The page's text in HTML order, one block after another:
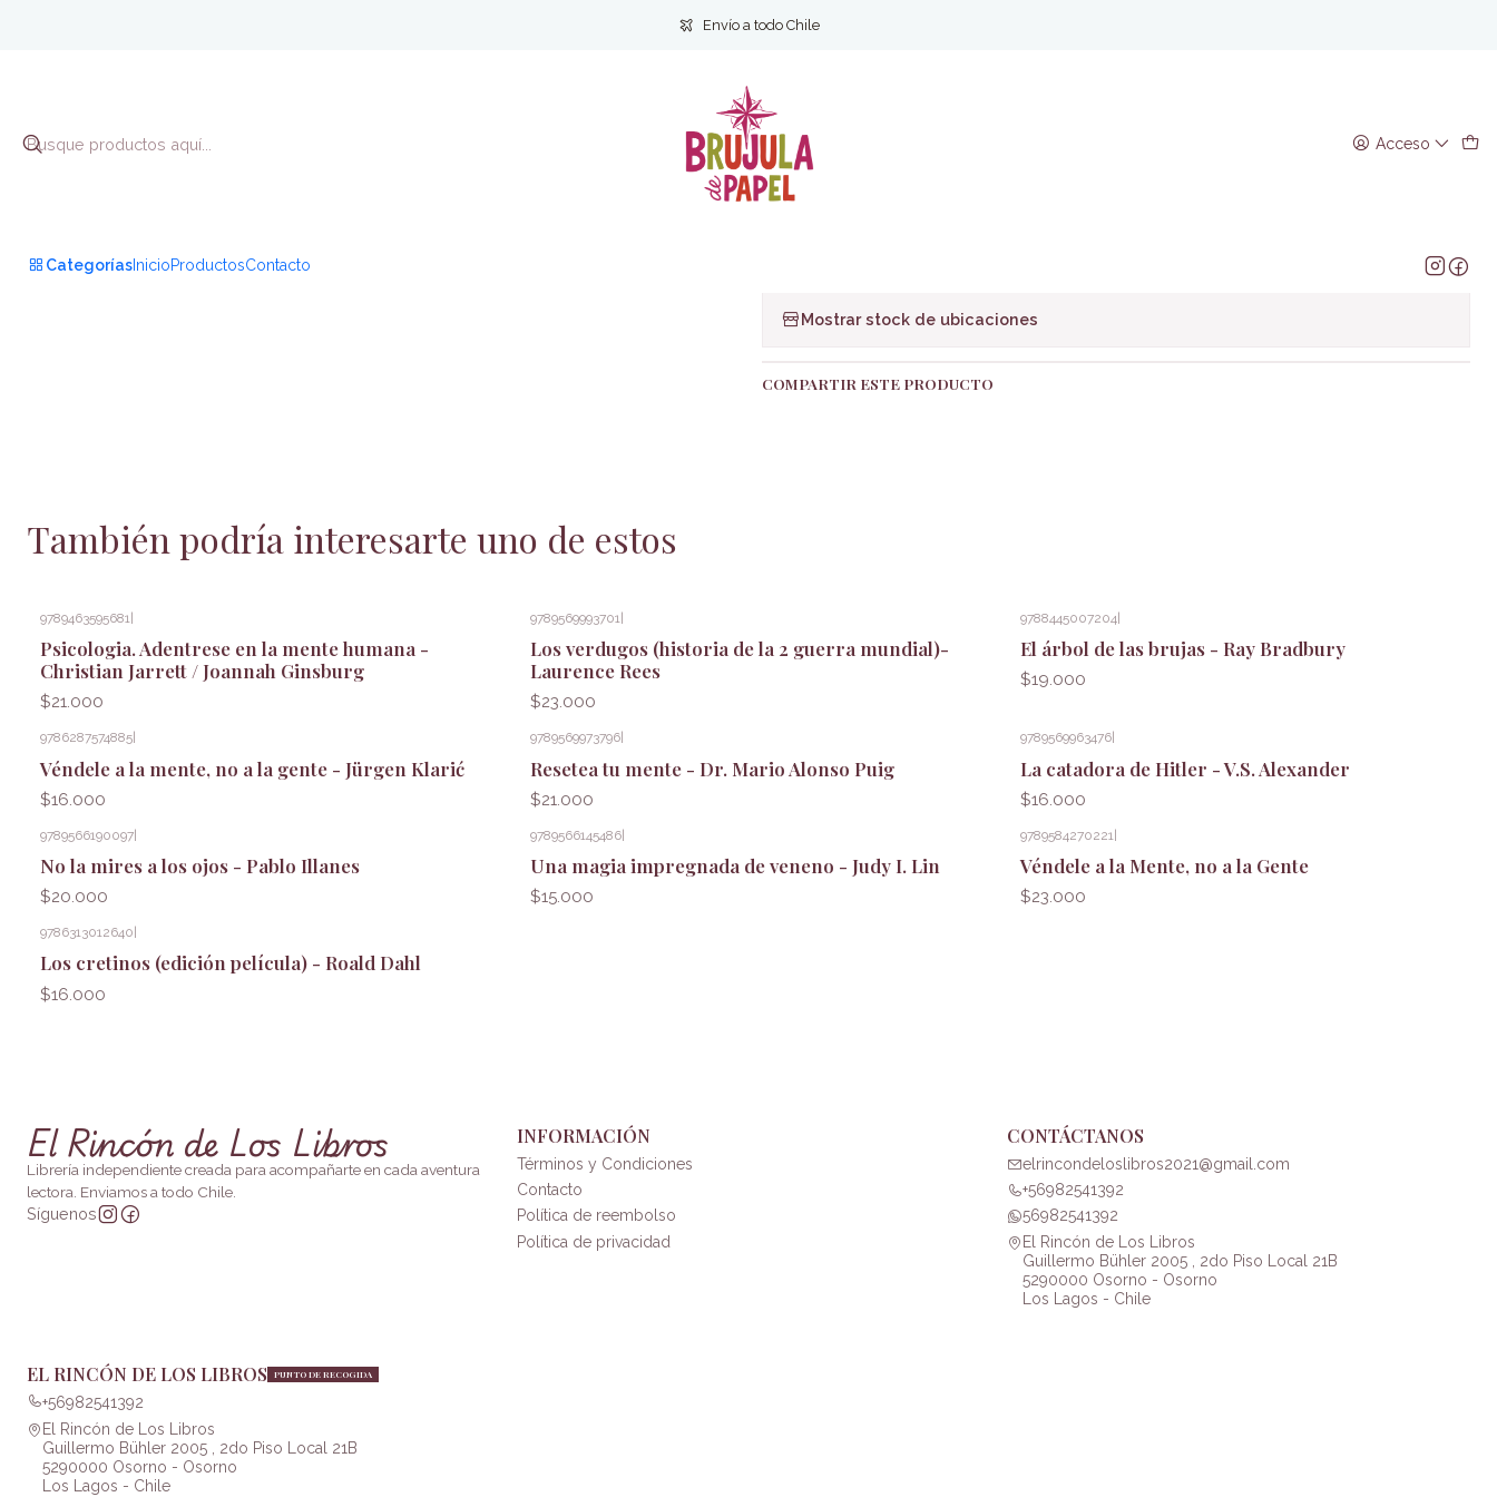
Acceso
Categorías InicioProductosContacto
Envío a todo Chile
HISTORIA Y BIOGRAFIAS En la mente nazi- Laurence Rees
En la mente nazi- Laurence Rees
Cantidad
Mostrar stock de ubicaciones
COMPARTIR ESTE PRODUCTO
También podría interesarte uno de estos
9789463595681
Psicologia. Adentrese en la mente humana -
Christian Jarrett / Joannah Ginsburg
$21.000
9789569993701|
Los verdugos (historia de la 2 guerra mundial)-
Laurence Rees
$23.000
9788445007204|
El árbol de las brujas - Ray Bradbury
$19.000
9786287574885
Véndele a la mente, no a la gente - Jürgen Klarić
$16.000
9789569973796|
Resetea tu mente - Dr. Mario Alonso Puig
$21.000
9789569963476|
La catadora de Hitler - V.S. Alexander
$16.000
9789566190097|
No la mires a los ojos - Pablo Illanes
$20.000
9789566145486|
Una magia impregnada de veneno - Judy I. Lin
$15.000
9789584270221 |
Véndele a la Mente, no a la Gente
$23.000
9786313012640
Los cretinos (edición película) - Roald Dahl
$16.000
El Rincón de Los Libros
Librería independiente creada para acompañarte en cada aventura
lectora. Enviamos a todo Chile.
Síguenos
INFORMACIÓN
Términos y Condiciones
Contacto
Política de reembolso
Política de privacidad
CONTÁCTANOS
elrincondeloslibros2021@gmail.com
+56982541392
56982541392
El Rincón de Los Libros
Guillermo Bühler 2005 , 2do Piso Local 21B
5290000 Osorno - Osorno
Los Lagos - Chile
EL RINCÓN DE LOS LIBROS PUNTO DE RECOGIDA
+56982541392
El Rincón de Los Libros
Guillermo Bühler 2005 , 2do Piso Local 21B
5290000 Osorno - Osorno
Los Lagos - Chile